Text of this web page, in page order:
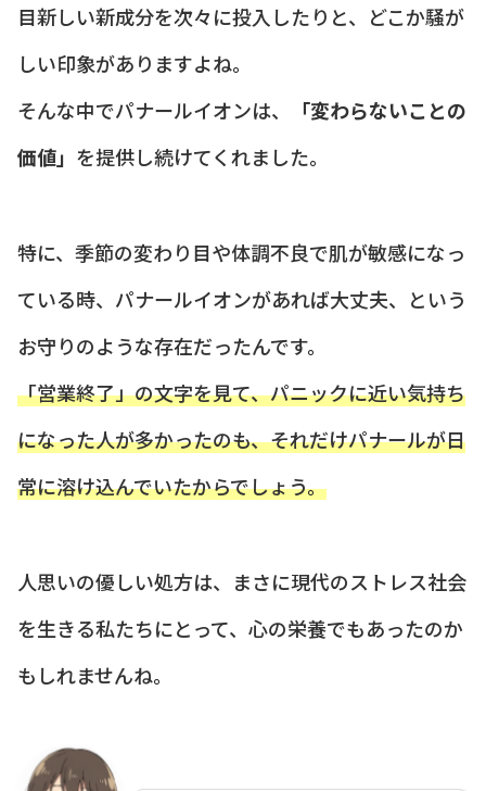
目新しい新成分を次々に投入したりと、どこか騒が
しい印象がありますよね。
そんな中でパナールイオンは、
「変わらないことの
価値」 を提供し続けてくれました。
特に、季節の変わり目や体調不良で肌が敏感になっ
ている時、パナールイオンがあれば大丈夫、という
お守りのような存在だったんです。
「営業終了」の文字を見て、パニックに近い気持ち
になった人が多かったのも、それだけパナールが日
常に溶け込んでいたからでしょう。
人思いの優しい処方は、まさに現代のストレス社会
を生きる私たちにとって、心の栄養でもあったのか
もしれませんね。